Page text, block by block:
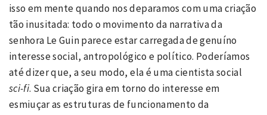
isso em mente quando nos deparamos com uma criação
tão inusitada: todo o movimento da narrativa da
senhora Le Guin parece estar carregada de genuíno
interesse social, antropológico e político. Poderíamos
até dizer que, a seu modo, ela é uma cientista social
sci-fi. Sua criação gira em torno do interesse em
esmiuçar as estruturas de funcionamento da